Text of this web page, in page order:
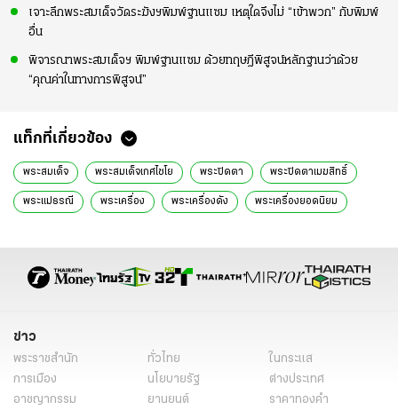
เจาะลึกพระสมเด็จวัดระฆังฯพิมพ์ฐานแซม เหตุใดจึงไม่ “เข้าพวก” กับพิมพ์
อื่น
พิจารณาพระสมเด็จฯ พิมพ์ฐานแซม ด้วยทฤษฎีพิสูจน์หลักฐานว่าด้วย
“คุณค่าในทางการพิสูจน์”
แท็กที่เกี่ยวข้อง
พระสมเด็จ พระสมเด็จเกศไชโย พระปิดตา พระปิดตาเมฆสิทธิ์
พระแม่ธรณี พระเครื่อง พระเครื่องดัง พระเครื่องยอดนิยม
ข่าว
พระราชสำนัก ทั่วไทย
ในกระแส
การเมือง
นโยบายรัฐ
ต่างประเทศ
อาชญากรรม
ยานยนต์
ราคาทองคำ